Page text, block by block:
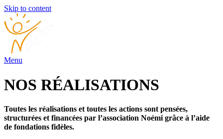
Skip to content
Menu
NOS RÉALISATIONS
Toutes les réalisations et toutes les actions sont pensées,
structurées et financées par l’association Noémi grâce à l’aide
de fondations fidèles.